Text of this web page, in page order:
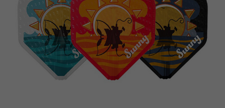
페이코 ID로 페
PAYCO 바로구매